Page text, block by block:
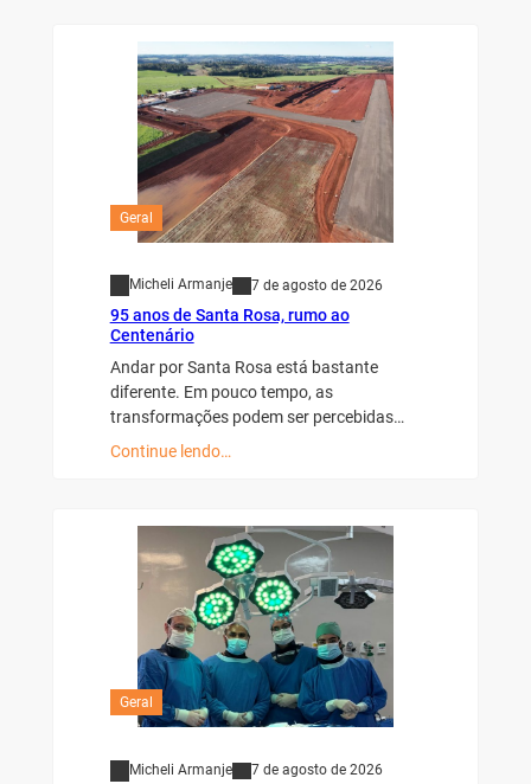
Geral
Micheli Armanje 7 de agosto de 2026
95 anos de Santa Rosa, rumo ao
Centenário
Andar por Santa Rosa está bastante
diferente. Em pouco tempo, as
transformações podem ser percebidas…
Continue lendo…
Geral
Micheli Armanje 7 de agosto de 2026